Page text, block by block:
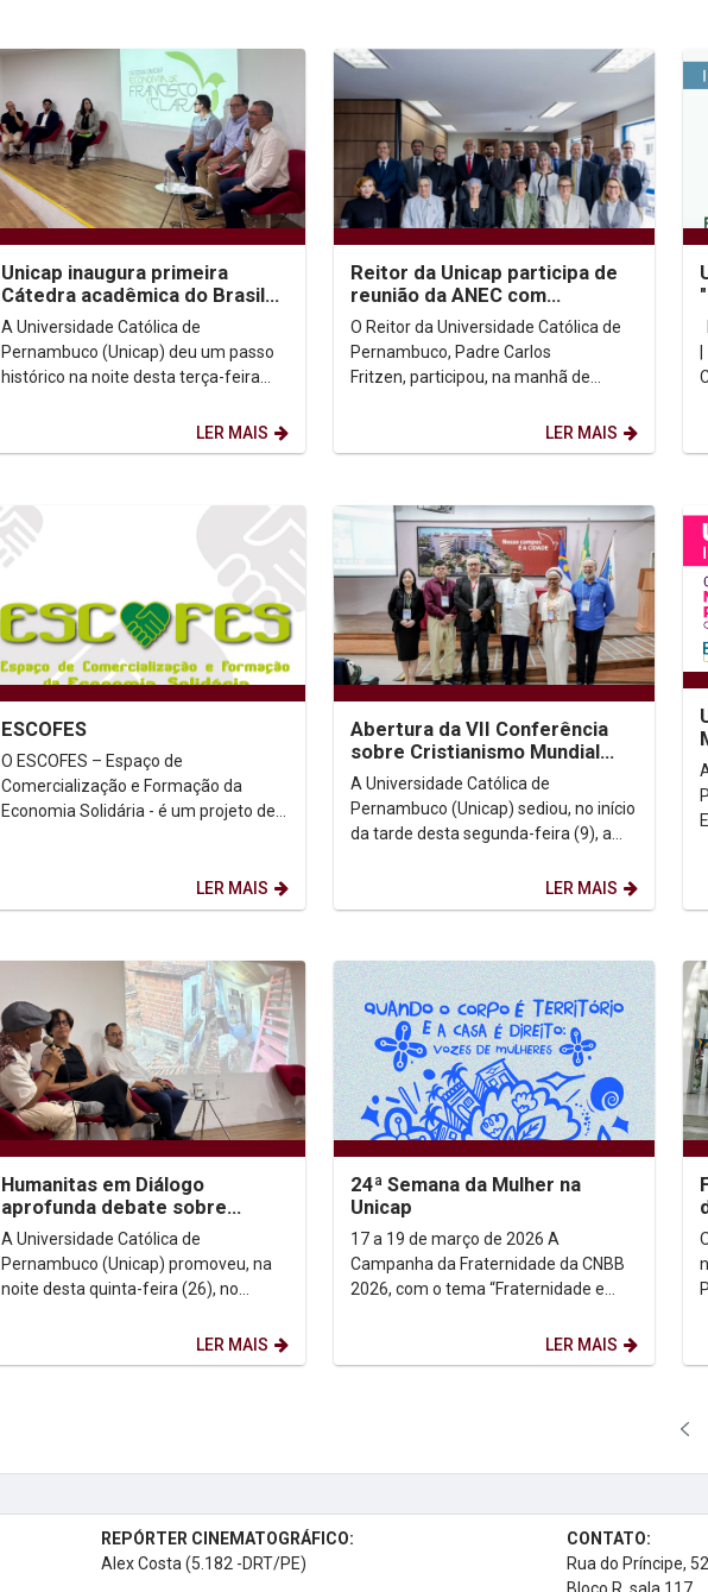
Unicap inaugura primeira
Cátedra acadêmica do Brasil
dedicada à Economia de
Francisco e Clara
A Universidade Católica de
Pernambuco (Unicap) deu um passo
histórico na noite desta terça-feira
Cátedra Unicap Economia de...LER MAIS
Reitor da Unicap participa de
reunião da ANEC com
presidente do CNE em Brasília
O Reitor da Universidade Católica de
Pernambuco, Padre Carlos
Fritzen, participou, na manhã de
LER MAIS
ESCOFES
O ESCOFES – Espaço de
Comercialização e Formação da
Economia Solidária - é um projeto de
LER MAIS
Abertura da VII Conferência
sobre Cristianismo Mundial
destaca diálogo, diversidade
religiosa e...
A Universidade Católica de
Pernambuco (Unicap) sediou, no início
da tarde desta segunda-feira (9), a
LER MAIS
Humanitas em Diálogo
aprofunda debate sobre
moradia, desigualdade e
direito à cidade
A Universidade Católica de
Pernambuco (Unicap) promoveu, na
noite desta quinta-feira (26), no
LER MAIS
24ª Semana da Mulher na
Unicap
17 a 19 de março de 2026 A
Campanha da Fraternidade da CNBB
2026, com o tema “Fraternidade e
LER MAIS
REPÓRTER CINEMATOGRÁFICO:
Alex Costa (5.182 -DRT/PE)
CONTATO:
Rua do Príncipe,